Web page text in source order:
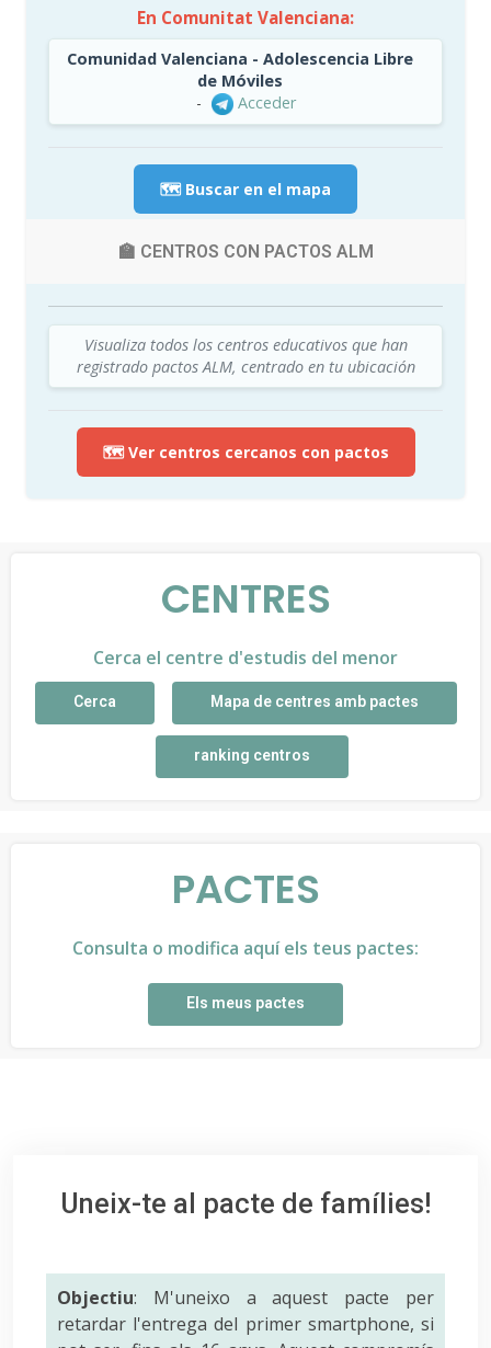
En Comunitat Valenciana:
Comunidad Valenciana - Adolescencia Libre
de Móviles
-
Acceder
🗺️ Buscar en el mapa
🏫 CENTROS CON PACTOS ALM
Visualiza todos los centros educativos que han
registrado pactos ALM, centrado en tu ubicación
🗺️ Ver centros cercanos con pactos
CENTRES
Cerca el centre d'estudis del menor
Cerca Mapa de centres amb pactes
ranking centros
PACTES
Consulta o modifica aquí els teus pactes:
Els meus pactes
Uneix-te al pacte de famílies!
Objectiu: M'uneixo a aquest pacte per
retardar l'entrega del primer smartphone, si